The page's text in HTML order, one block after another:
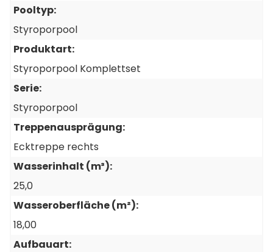
Klemmprofilleiste, PVC, hung, gerade, 2 lfm
5 Stück
Kantenschutz / Schutzecke für Treppen, 1,5
Pooltyp:
Styroporpool
Produktart:
Styroporpool Komplettset
Serie:
Styroporpool
Treppenausprägung:
Ecktreppe rechts
Wasserinhalt (m³):
25,0
Wasseroberfläche (m²):
18,00
Aufbauart: